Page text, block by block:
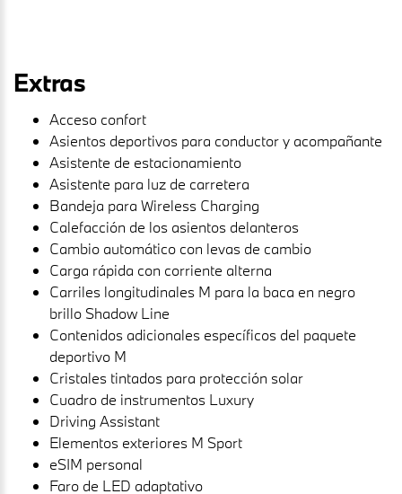
Extras
Acceso confort
Asientos deportivos para conductor y acompañante
Asistente de estacionamiento
Asistente para luz de carretera
Bandeja para Wireless Charging
Calefacción de los asientos delanteros
Cambio automático con levas de cambio
Carga rápida con corriente alterna
Carriles longitudinales M para la baca en negro
brillo Shadow Line
Contenidos adicionales específicos del paquete
deportivo M
Cristales tintados para protección solar
Cuadro de instrumentos Luxury
Driving Assistant
Elementos exteriores M Sport
eSIM personal
Faro de LED adaptativo